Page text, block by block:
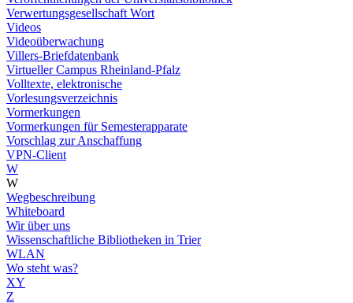
Verwertungsgesellschaft Wort
Videos
Videoüberwachung
Villers-Briefdatenbank
Virtueller Campus Rheinland-Pfalz
Volltexte, elektronische
Vorlesungsverzeichnis
Vormerkungen
Vormerkungen für Semesterapparate
Vorschlag zur Anschaffung
VPN-Client
W
W
Wegbeschreibung
Whiteboard
Wir über uns
Wissenschaftliche Bibliotheken in Trier
WLAN
Wo steht was?
XY
Z